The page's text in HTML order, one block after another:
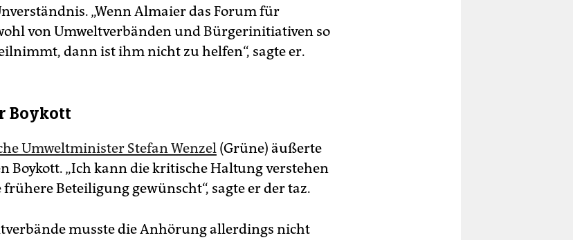
„Wenn Almaier das Forum für
von Umweltverbänden und Bürgerinitiativen so
dann ist ihm nicht zu helfen“, sagte er.
Boykott
Umweltminister Stefan Wenzel (Grüne) äußerte
Boykott. „Ich kann die kritische Haltung verstehen
Beteiligung gewünscht“, sagte er der taz.
musste die Anhörung allerdings nicht